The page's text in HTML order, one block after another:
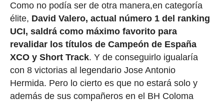
Como no podía ser de otra manera,en categoría
élite, David Valero, actual número 1 del ranking
UCI, saldrá como máximo favorito para
revalidar los títulos de Campeón de España
XCO y Short Track. Y de conseguirlo igualaría
con 8 victorias al legendario Jose Antonio
Hermida. Pero lo cierto es que no estará solo y
además de sus compañeros en el BH Coloma